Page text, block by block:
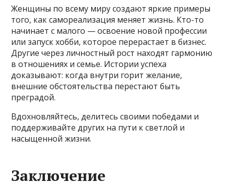
Женщины по всему миру создают яркие примеры
того, как самореализация меняет жизнь. Кто-то
начинает с малого — освоение новой профессии
или запуск хобби, которое перерастает в бизнес.
Другие через личностный рост находят гармонию
в отношениях и семье. Истории успеха
доказывают: когда внутри горит желание,
внешние обстоятельства перестают быть
преградой.
Вдохновляйтесь, делитесь своими победами и
поддерживайте других на пути к светлой и
насыщенной жизни.
Заключение